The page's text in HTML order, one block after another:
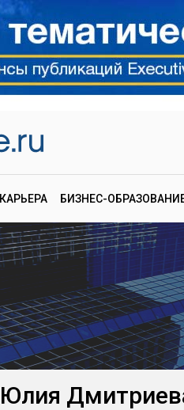
КАРЬЕРА БИЗНЕС-
Юлия